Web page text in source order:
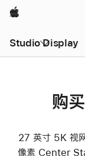
Apple
Studio Display
购
27 英寸 5K 视
像素 Center